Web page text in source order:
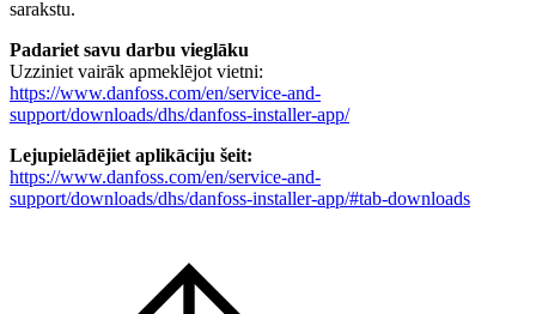
sarakstu.
Padariet savu darbu vieglāku
Uzziniet vairāk apmeklējot vietni:
https://www.danfoss.com/en/service-and-
support/downloads/dhs/danfoss-installer-app/
Lejupielādējiet aplikāciju šeit:
https://www.danfoss.com/en/service-and-
support/downloads/dhs/danfoss-installer-app/#tab-downloads